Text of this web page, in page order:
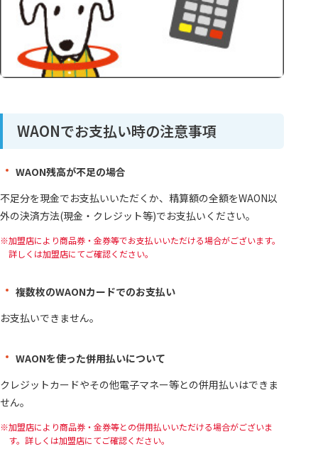
WAONでお支払い時の注意事項
WAON残高が不足の場合
不足分を現金でお支払いいただくか、精算額の全額をWAON以
外の決済方法(現金・クレジット等)でお支払いください。
加盟店により商品券・金券等でお支払いいただける場合がございます。
詳しくは加盟店にてご確認ください。
複数枚のWAONカードでのお支払い
お支払いできません。
WAONを使った併用払いについて
クレジットカードやその他電子マネー等との併用払いはできま
せん。
加盟店により商品券・金券等との併用払いいただける場合がございま
す。詳しくは加盟店にてご確認ください。